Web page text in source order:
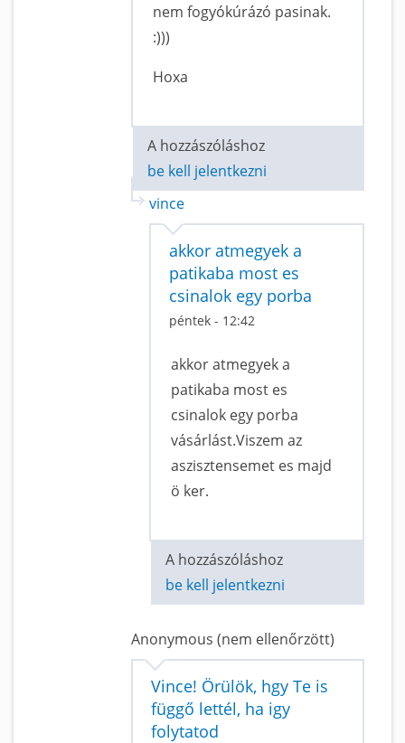
nem fogyókúrázó pasinak.
:)))
Hoxa
A hozzászóláshoz
be kell jelentkezni
vince
akkor atmegyek a
patikaba most es
csinalok egy porba
péntek - 12:42
akkor atmegyek a
patikaba most es
csinalok egy porba
vásárlást.Viszem az
aszisztensemet es majd
ö ker.
A hozzászóláshoz
be kell jelentkezni
Anonymous (nem ellenőrzött)
Vince! Örülök, hgy Te is
függő lettél, ha igy
folytatod